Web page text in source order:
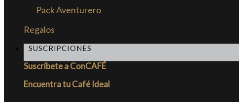
Pack Aventurero
Regalos
SUSCRIPCIONES
Suscribete a ConCAFÉ
Encuentra tu Café Ideal